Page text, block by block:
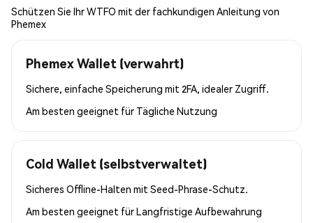
Schützen Sie Ihr WTFO mit der fachkundigen Anleitung von
Phemex
Phemex Wallet (verwahrt)
Sichere, einfache Speicherung mit 2FA, idealer Zugriff.
Am besten geeignet für Tägliche Nutzung
Cold Wallet (selbstverwaltet)
Sicheres Offline-Halten mit Seed-Phrase-Schutz.
Am besten geeignet fürLangfristige Aufbewahrung